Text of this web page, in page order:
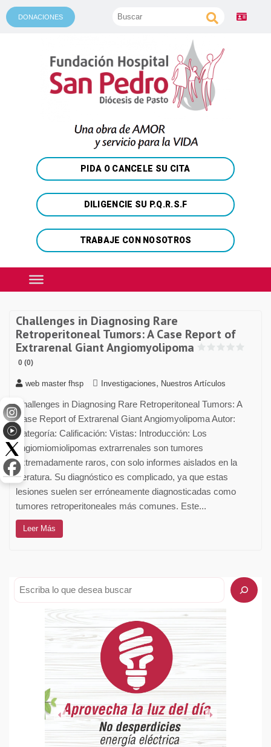
DONACIONES
PIDA O CANCELE SU CITA
DILIGENCIE SU P.Q.R.S.F
TRABAJE CON NOSOTROS
Challenges in Diagnosing Rare
Retroperitoneal Tumors: A Case Report of
Extrarenal Giant Angiomyolipoma
0 (0)
web master fhsp Investigaciones, Nuestros Artículos
Challenges in Diagnosing Rare Retroperitoneal Tumors: A
Case Report of Extrarenal Giant Angiomyolipoma Autor:
Categoría: Calificación: Vistas: Introducción: Los
angiomiomiolipomas extrarrenales son tumores
extremadamente raros, con solo informes aislados en la
literatura. Su diagnóstico es complicado, ya que estas
lesiones suelen ser erróneamente diagnosticadas como
tumores retroperitoneales más comunes. Este...
Leer Más